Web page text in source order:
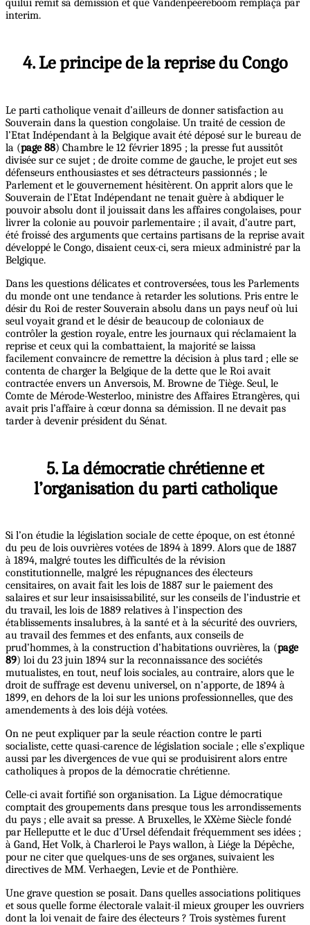
quilui remit sa démission et que Vandenpeereboom remplaça par
interim.
4. Le principe de la reprise du Congo
Le parti catholique venait d’ailleurs de donner satisfaction au
Souverain dans la question congolaise. Un traité de cession de
l’Etat Indépendant à la Belgique avait été déposé sur le bureau de
la (page 88) Chambre le 12 février 1895 ; la presse fut aussitôt
divisée sur ce sujet ; de droite comme de gauche, le projet eut ses
défenseurs enthousiastes et ses détracteurs passionnés ; le
Parlement et le gouvernement hésitèrent. On apprit alors que le
Souverain de l’Etat Indépendant ne tenait guère à abdiquer le
pouvoir absolu dont il jouissait dans les affaires congolaises, pour
livrer la colonie au pouvoir parlementaire ; il avait, d’autre part,
été froissé des arguments que certains partisans de la reprise avait
développé le Congo, disaient ceux-ci, sera mieux administré par la
Belgique.
Dans les questions délicates et controversées, tous les Parlements
du monde ont une tendance à retarder les solutions. Pris entre le
désir du Roi de rester Souverain absolu dans un pays neuf où lui
seul voyait grand et le désir de beaucoup de coloniaux de
contrôler la gestion royale, entre les journaux qui réclamaient la
reprise et ceux qui la combattaient, la majorité se laissa
facilement convaincre de remettre la décision à plus tard ; elle se
contenta de charger la Belgique de la dette que le Roi avait
contractée envers un Anversois, M. Browne de Tiège. Seul, le
Comte de Mérode-Westerloo, ministre des Affaires Etrangères, qui
avait pris l’affaire à cœur donna sa démission. Il ne devait pas
tarder à devenir président du Sénat.
5. La démocratie chrétienne et
l’organisation du parti catholique
Si l’on étudie la législation sociale de cette époque, on est étonné
du peu de lois ouvrières votées de 1894 à 1899. Alors que de 1887
à 1894, malgré toutes les difficultés de la révision
constitutionnelle, malgré les répugnances des électeurs
censitaires, on avait fait les lois de 1887 sur le paiement des
salaires et sur leur insaisissabilité, sur les conseils de l’industrie et
du travail, les lois de 1889 relatives à l’inspection des
établissements insalubres, à la santé et à la sécurité des ouvriers,
au travail des femmes et des enfants, aux conseils de
prud’hommes, à la construction d’habitations ouvrières, la (page
89) loi du 23 juin 1894 sur la reconnaissance des sociétés
mutualistes, en tout, neuf lois sociales, au contraire, alors que le
droit de suffrage est devenu universel, on n’apporte, de 1894 à
1899, en dehors de la loi sur les unions professionnelles, que des
amendements à des lois déjà votées.
On ne peut expliquer par la seule réaction contre le parti
socialiste, cette quasi-carence de législation sociale ; elle s’explique
aussi par les divergences de vue qui se produisirent alors entre
catholiques à propos de la démocratie chrétienne.
Celle-ci avait fortifié son organisation. La Ligue démocratique
comptait des groupements dans presque tous les arrondissements
du pays ; elle avait sa presse. A Bruxelles, le XXème Siècle fondé
par Helleputte et le duc d’Ursel défendait fréquemment ses idées ;
à Gand, Het Volk, à Charleroi le Pays wallon, à Liége la Dépêche,
pour ne citer que quelques-uns de ses organes, suivaient les
directives de MM. Verhaegen, Levie et de Ponthière.
Une grave question se posait. Dans quelles associations politiques
et sous quelle forme électorale valait-il mieux grouper les ouvriers
dont la loi venait de faire des électeurs ? Trois systèmes furent